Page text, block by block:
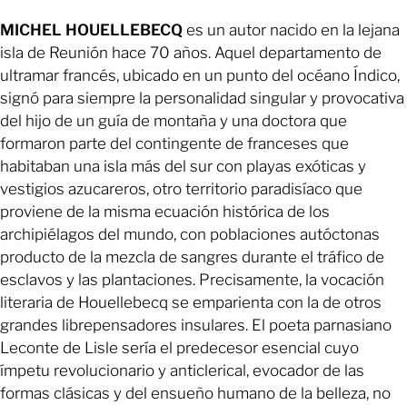
MICHEL HOUELLEBECQ es un autor nacido en la lejana
isla de Reunión hace 70 años. Aquel departamento de
ultramar francés, ubicado en un punto del océano Índico,
signó para siempre la personalidad singular y provocativa
del hijo de un guía de montaña y una doctora que
formaron parte del contingente de franceses que
habitaban una isla más del sur con playas exóticas y
vestigios azucareros, otro territorio paradisíaco que
proviene de la misma ecuación histórica de los
archipiélagos del mundo, con poblaciones autóctonas
producto de la mezcla de sangres durante el tráfico de
esclavos y las plantaciones. Precisamente, la vocación
literaria de Houellebecq se emparienta con la de otros
grandes librepensadores insulares. El poeta parnasiano
Leconte de Lisle sería el predecesor esencial cuyo
ímpetu revolucionario y anticlerical, evocador de las
formas clásicas y del ensueño humano de la belleza, no